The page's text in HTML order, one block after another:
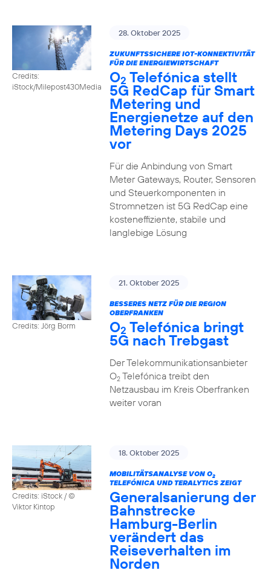
Credits:
iStock/Milepost430Media
28. Oktober 2025
ZUKUNFTSSICHERE IOT-KONNEKTIVITÄT
FÜR DIE ENERGIEWIRTSCHAFT
O2 Telefónica stellt
5G RedCap für Smart
Metering und
Energienetze auf den
Metering Days 2025
vor
Für die Anbindung von Smart
Meter Gateways, Router, Sensoren
und Steuerkomponenten in
Stromnetzen ist 5G RedCap eine
kosteneffiziente, stabile und
langlebige Lösung
Credits: Jörg Borm
21. Oktober 2025
BESSERES NETZ FÜR DIE REGION
OBERFRANKEN
O2 Telefónica bringt
5G nach Trebgast
Der Telekommunikationsanbieter
O2Telefónica treibt den
Netzausbau im Kreis Oberfranken
weiter voran
Credits: iStock / ©
Viktor Kintop
18. Oktober 2025
MOBILITÄTSANALYSE VON O2
TELEFÓNICA UND TERALYTICS ZEIGT
Generalsanierung der
Bahnstrecke
Hamburg-Berlin
verändert das
Reiseverhalten im
Norden